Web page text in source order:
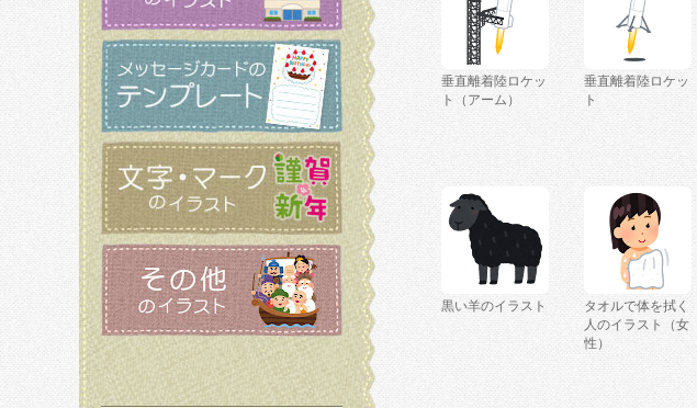
垂直離着陸ロケッ
ト（アーム）
垂直離着陸ロケッ
ト
黒い羊のイラスト
タオルで体を拭く
人のイラスト（女
性）